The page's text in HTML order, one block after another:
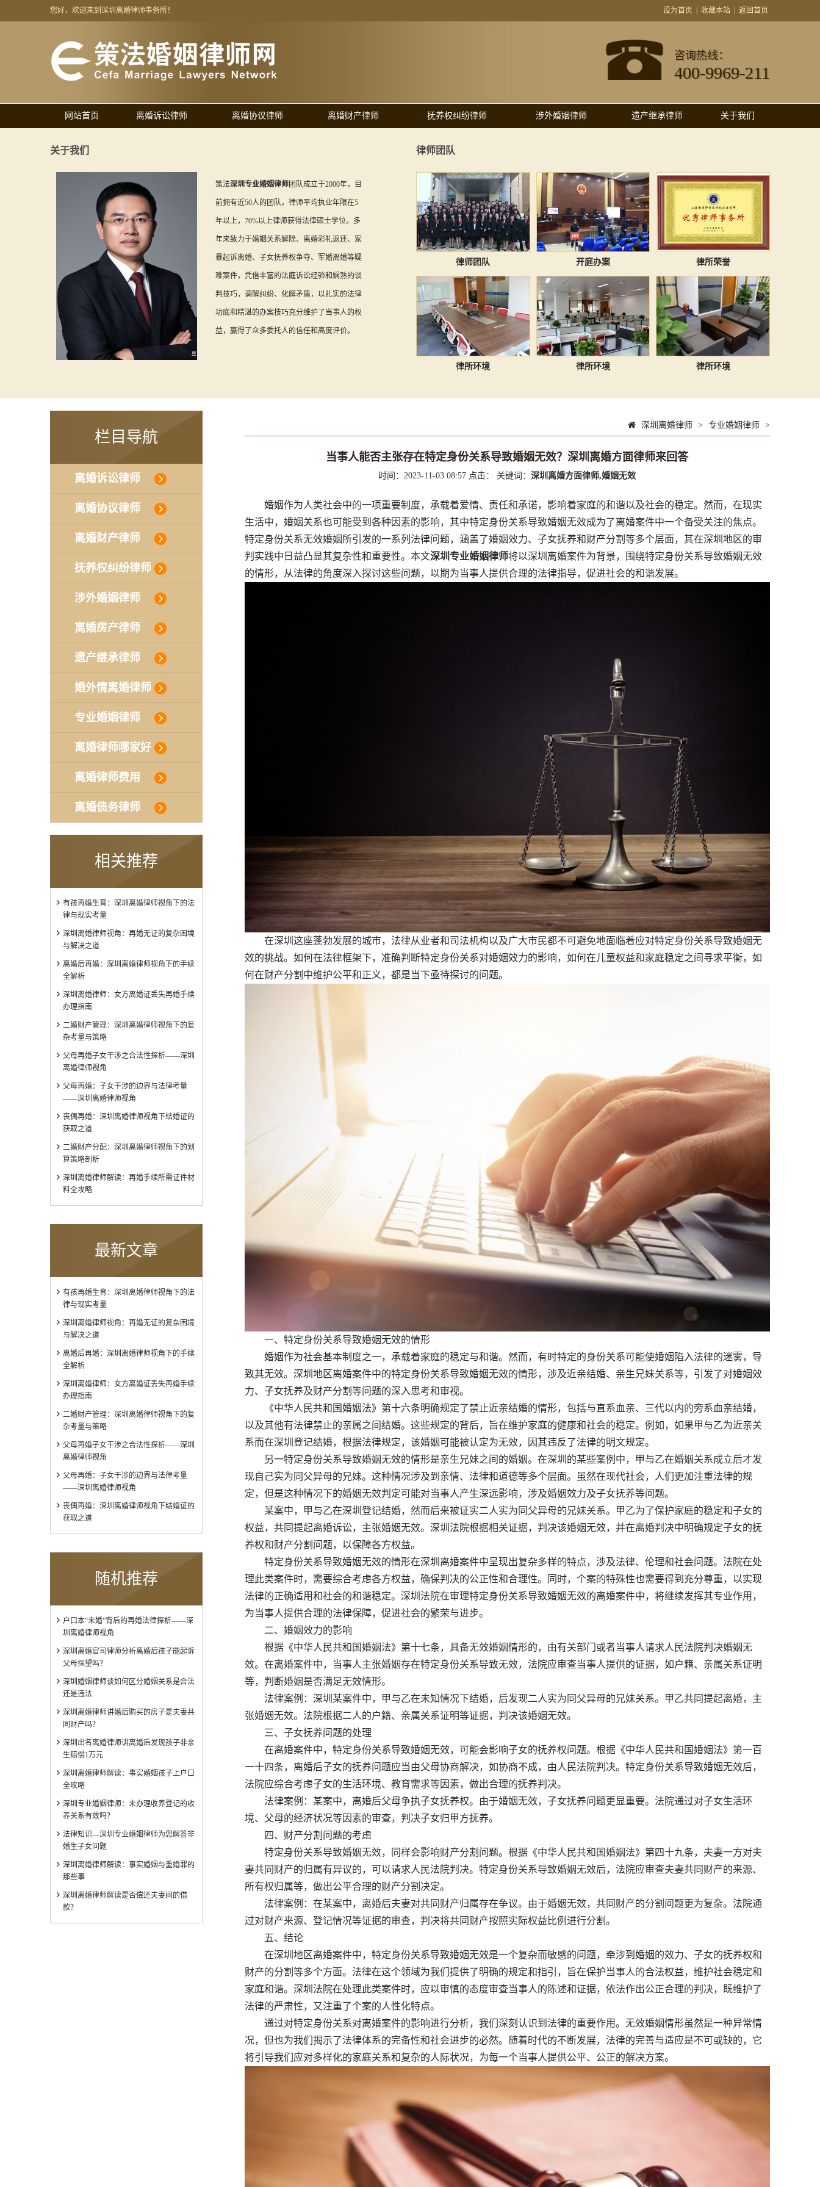
您好，欢迎来到深圳离婚律师事务所！ 设为首页 收藏本站 返回首页
咨询热线：
400-9969-211
网站首页 离婚诉讼律师 离婚协议律师 离婚财产律师 抚养权纠纷律师 涉外婚姻律师 遗产继承律师 关于我们
关于我们
策法深圳专业婚姻律师团队成立于2000年，目
前拥有近50人的团队，律师平均执业年限在5
年以上，70%以上律师获得法律硕士学位。多
年来致力于婚姻关系解除、离婚彩礼返还、家
暴起诉离婚、子女抚养权争夺、军婚离婚等疑
难案件，凭借丰富的法庭诉讼经验和娴熟的谈
判技巧，调解纠纷、化解矛盾，以扎实的法律
功底和精湛的办案技巧充分维护了当事人的权
益，赢得了众多委托人的信任和高度评价。
律师团队
律师团队 开庭办案 律所荣誉
律所环境 律所环境 律所环境
栏目导航
离婚诉讼律师
离婚协议律师
离婚财产律师
抚养权纠纷律师
涉外婚姻律师
离婚房产律师
遗产继承律师
婚外情离婚律师
专业婚姻律师
离婚律师哪家好
离婚律师费用
离婚债务律师
相关推荐
有孩再婚生育：深圳离婚律师视角下的法
律与现实考量
深圳离婚律师视角：再婚无证的复杂困境
与解决之道
离婚后再婚：深圳离婚律师视角下的手续
全解析
深圳离婚律师：女方离婚证丢失再婚手续
办理指南
二婚财产管理：深圳离婚律师视角下的复
杂考量与策略
父母再婚子女干涉之合法性探析——深圳
离婚律师视角
父母再婚：子女干涉的边界与法律考量
——深圳离婚律师视角
丧偶再婚：深圳离婚律师视角下结婚证的
获取之道
二婚财产分配：深圳离婚律师视角下的划
算策略剖析
深圳离婚律师解读：再婚手续所需证件材
料全攻略
最新文章
有孩再婚生育：深圳离婚律师视角下的法
律与现实考量
深圳离婚律师视角：再婚无证的复杂困境
与解决之道
离婚后再婚：深圳离婚律师视角下的手续
全解析
深圳离婚律师：女方离婚证丢失再婚手续
办理指南
二婚财产管理：深圳离婚律师视角下的复
杂考量与策略
父母再婚子女干涉之合法性探析——深圳
离婚律师视角
父母再婚：子女干涉的边界与法律考量
——深圳离婚律师视角
丧偶再婚：深圳离婚律师视角下结婚证的
获取之道
随机推荐
户口本“未婚”背后的再婚法律探析——深
圳离婚律师视角
深圳离婚官司律师分析离婚后孩子能起诉
父母探望吗？
深圳婚姻律师谈如何区分婚姻关系是合法
还是违法
深圳离婚律师讲婚后购买的房子是夫妻共
同财产吗？
深圳出名离婚律师讲离婚后发现孩子非亲
生赔偿1万元
深圳离婚律师解读：事实婚姻孩子上户口
全攻略
深圳专业婚姻律师：未办理收养登记的收
养关系有效吗？
法律知识—深圳专业婚姻律师为您解答非
婚生子女问题
深圳离婚律师解读：事实婚姻与重婚罪的
那些事
深圳离婚律师解读是否偿还夫妻间的借
款？
深圳离婚律师 > 专业婚姻律师 >
当事人能否主张存在特定身份关系导致婚姻无效？深圳离婚方面律师来回答
时间：2023-11-03 08:57 点击： 关键词：深圳离婚方面律师,婚姻无效
婚姻作为人类社会中的一项重要制度，承载着爱情、责任和承诺，影响着家庭的和谐以及社会的稳定。然而，在现实
生活中，婚姻关系也可能受到各种因素的影响，其中特定身份关系导致婚姻无效成为了离婚案件中一个备受关注的焦点。
特定身份关系无效婚姻所引发的一系列法律问题，涵盖了婚姻效力、子女抚养和财产分割等多个层面，其在深圳地区的审
判实践中日益凸显其复杂性和重要性。本文深圳专业婚姻律师将以深圳离婚案件为背景，围绕特定身份关系导致婚姻无效
的情形，从法律的角度深入探讨这些问题，以期为当事人提供合理的法律指导，促进社会的和谐发展。
在深圳这座蓬勃发展的城市，法律从业者和司法机构以及广大市民都不可避免地面临着应对特定身份关系导致婚姻无
效的挑战。如何在法律框架下，准确判断特定身份关系对婚姻效力的影响，如何在儿童权益和家庭稳定之间寻求平衡，如
何在财产分割中维护公平和正义，都是当下亟待探讨的问题。
一、特定身份关系导致婚姻无效的情形
婚姻作为社会基本制度之一，承载着家庭的稳定与和谐。然而，有时特定的身份关系可能使婚姻陷入法律的迷雾，导
致其无效。深圳地区离婚案件中的特定身份关系导致婚姻无效的情形，涉及近亲结婚、亲生兄妹关系等，引发了对婚姻效
力、子女抚养及财产分割等问题的深入思考和审视。
《中华人民共和国婚姻法》第十六条明确规定了禁止近亲结婚的情形，包括与直系血亲、三代以内的旁系血亲结婚，
以及其他有法律禁止的亲属之间结婚。这些规定的背后，旨在维护家庭的健康和社会的稳定。例如，如果甲与乙为近亲关
系而在深圳登记结婚，根据法律规定，该婚姻可能被认定为无效，因其违反了法律的明文规定。
另一特定身份关系导致婚姻无效的情形是亲生兄妹之间的婚姻。在深圳的某些案例中，甲与乙在婚姻关系成立后才发
现自己实为同父异母的兄妹。这种情况涉及到亲情、法律和道德等多个层面。虽然在现代社会，人们更加注重法律的规
定，但是这种情况下的婚姻无效判定可能对当事人产生深远影响，涉及婚姻效力及子女抚养等问题。
某案中，甲与乙在深圳登记结婚，然而后来被证实二人实为同父异母的兄妹关系。甲乙为了保护家庭的稳定和子女的
权益，共同提起离婚诉讼，主张婚姻无效。深圳法院根据相关证据，判决该婚姻无效，并在离婚判决中明确规定子女的抚
养权和财产分割问题，以保障各方权益。
特定身份关系导致婚姻无效的情形在深圳离婚案件中呈现出复杂多样的特点，涉及法律、伦理和社会问题。法院在处
理此类案件时，需要综合考虑各方权益，确保判决的公正性和合理性。同时，个案的特殊性也需要得到充分尊重，以实现
法律的正确适用和社会的和谐稳定。深圳法院在审理特定身份关系导致婚姻无效的离婚案件中，将继续发挥其专业作用，
为当事人提供合理的法律保障，促进社会的繁荣与进步。
二、婚姻效力的影响
根据《中华人民共和国婚姻法》第十七条，具备无效婚姻情形的，由有关部门或者当事人请求人民法院判决婚姻无
效。在离婚案件中，当事人主张婚姻存在特定身份关系导致无效，法院应审查当事人提供的证据，如户籍、亲属关系证明
等，判断婚姻是否满足无效情形。
法律案例：深圳某案件中，甲与乙在未知情况下结婚，后发现二人实为同父异母的兄妹关系。甲乙共同提起离婚，主
张婚姻无效。法院根据二人的户籍、亲属关系证明等证据，判决该婚姻无效。
三、子女抚养问题的处理
在离婚案件中，特定身份关系导致婚姻无效，可能会影响子女的抚养权问题。根据《中华人民共和国婚姻法》第一百
一十四条，离婚后子女的抚养问题应当由父母协商解决，如协商不成，由人民法院判决。特定身份关系导致婚姻无效后，
法院应综合考虑子女的生活环境、教育需求等因素，做出合理的抚养判决。
法律案例：某案中，离婚后父母争执子女抚养权。由于婚姻无效，子女抚养问题更显重要。法院通过对子女生活环
境、父母的经济状况等因素的审查，判决子女归甲方抚养。
四、财产分割问题的考虑
特定身份关系导致婚姻无效，同样会影响财产分割问题。根据《中华人民共和国婚姻法》第四十九条，夫妻一方对夫
妻共同财产的归属有异议的，可以请求人民法院判决。特定身份关系导致婚姻无效后，法院应审查夫妻共同财产的来源、
所有权归属等，做出公平合理的财产分割决定。
法律案例：在某案中，离婚后夫妻对共同财产归属存在争议。由于婚姻无效，共同财产的分割问题更为复杂。法院通
过对财产来源、登记情况等证据的审查，判决将共同财产按照实际权益比例进行分割。
五、结论
在深圳地区离婚案件中，特定身份关系导致婚姻无效是一个复杂而敏感的问题，牵涉到婚姻的效力、子女的抚养权和
财产的分割等多个方面。法律在这个领域为我们提供了明确的规定和指引，旨在保护当事人的合法权益，维护社会稳定和
家庭和谐。深圳法院在处理此类案件时，应以审慎的态度审查当事人的陈述和证据，依法作出公正合理的判决，既维护了
法律的严肃性，又注重了个案的人性化特点。
通过对特定身份关系对离婚案件的影响进行分析，我们深刻认识到法律的重要作用。无效婚姻情形虽然是一种异常情
况，但也为我们揭示了法律体系的完备性和社会进步的必然。随着时代的不断发展，法律的完善与适应是不可或缺的，它
将引导我们应对多样化的家庭关系和复杂的人际状况，为每一个当事人提供公平、公正的解决方案。